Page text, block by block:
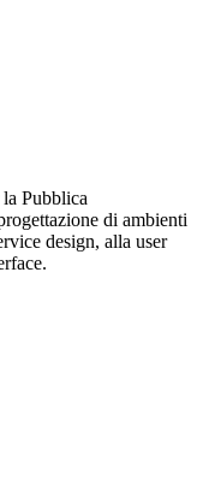
Pubblica
di ambienti
design, alla user